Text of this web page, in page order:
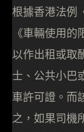
根據香港法例
《車輛使用
以作出租或取
士、公共小巴
車許可證。而
之，如果司機